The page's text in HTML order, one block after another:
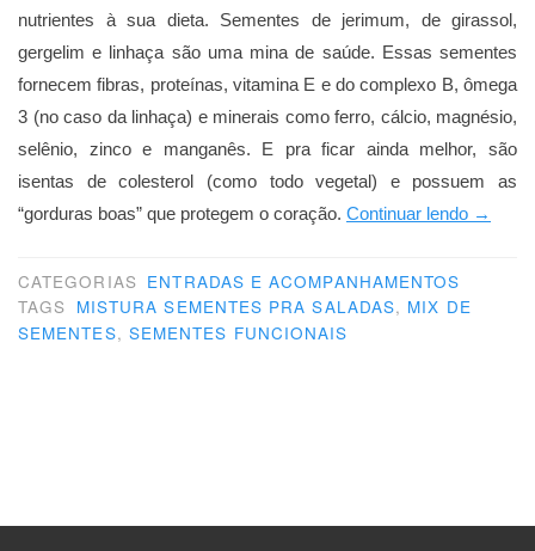
nutrientes à sua dieta. Sementes de jerimum, de girassol,
gergelim e linhaça são uma mina de saúde. Essas sementes
fornecem fibras, proteínas, vitamina E e do complexo B, ômega
3 (no caso da linhaça) e minerais como ferro, cálcio, magnésio,
selênio, zinco e manganês. E pra ficar ainda melhor, são
isentas de colesterol (como todo vegetal) e possuem as
“gorduras boas” que protegem o coração. Continuar lendo →
CATEGORIAS ENTRADAS E ACOMPANHAMENTOS
TAGS MISTURA SEMENTES PRA SALADAS, MIX DE
SEMENTES, SEMENTES FUNCIONAIS